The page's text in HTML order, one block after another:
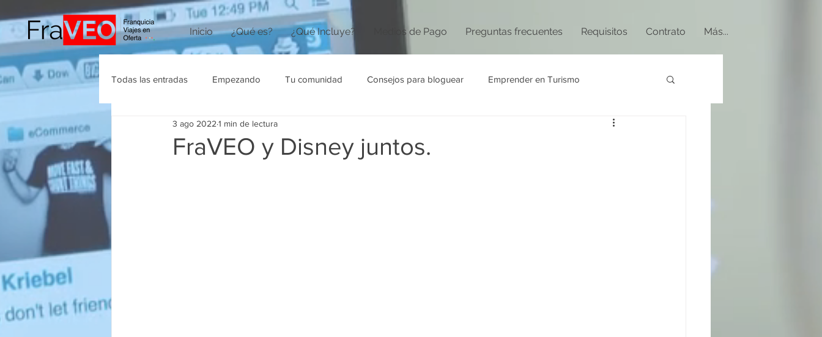
Inicio ¿Qué es? ¿Qué Incluye? Medios de Pago Preguntas frecuentes Requisitos Contrato Más...
Todas las entradas Empezando Tu comunidad Consejos para bloguear Emprender en Turismo
Agencias de Viajes
FraVEO y Disney juntos.
3 ago 2022 1 min de lectura